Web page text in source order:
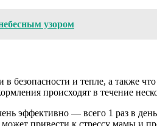
узором
безопасности и тепле, а также
происходят в течение
эффективно — всего 1 раз в
привести к стрессу мамы и